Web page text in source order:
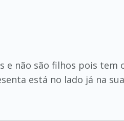
e não são filhos pois tem
está no lado já na